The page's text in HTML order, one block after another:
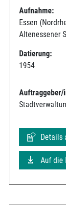
Aufnahme:
Essen
Altenessener
Datierung:
1954
Auftraggeber/
Details
Auf die